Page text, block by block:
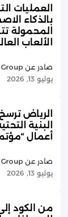
العمليات
بالذكاء
المحمولة
الألعاب
صادر عن VAP Group
يوليو 13, 2026
الرياض
البنية
أعمال “مؤتمر
صادر عن VAP Group
يوليو 13, 2026
من الكود